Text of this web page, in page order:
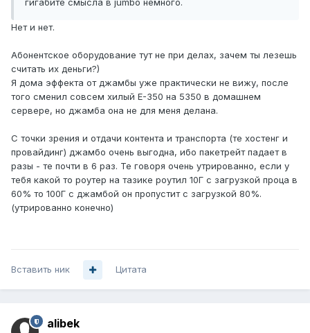
гигабите смысла в jumbo немного.
Нет и нет.
Абонентское оборудование тут не при делах, зачем ты лезешь
считать их деньги?)
Я дома эффекта от джамбы уже практически не вижу, после
того сменил совсем хилый E-350 на 5350 в домашнем
сервере, но джамба она не для меня делана.
С точки зрения и отдачи контента и транспорта (те хостенг и
провайдинг) джамбо очень выгодна, ибо пакетрейт падает в
разы - те почти в 6 раз. Те говоря очень утрированно, если у
тебя какой то роутер на тазике роутил 10Г с загрузкой проца в
60% то 100Г с джамбой он пропустит с загрузкой 80%.
(утрированно конечно)
Вставить ник Цитата
alibek